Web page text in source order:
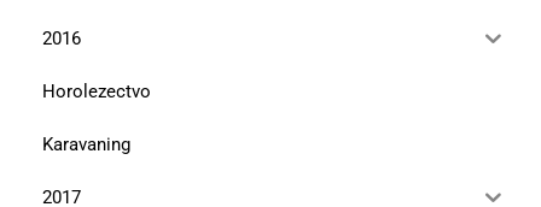
2016
Horolezectvo
Karavaning
2017